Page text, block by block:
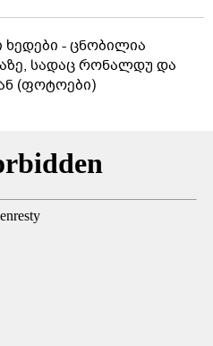
ხედები - ცნობილია
სადაც რონალდუ და
(ფოტოები)